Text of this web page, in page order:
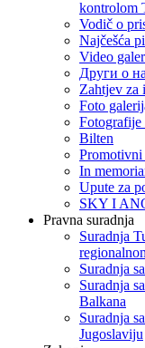
kontrolom
Vodič o
Najčešća
Video
Други о
Zahtjev za
Foto
Fotografije
Bilten
Promotivni
In
Upute za
SKY I
Pravna suradnja
Suradnja
Suradnja
Suradnja
Balkana
Suradnja
Jugoslaviju